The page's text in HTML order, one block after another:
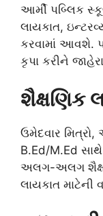
આર્મી પબ્લિક
લાયકાત,
કરવામાં આવશે.
કૃપા કરીને
શૈક્ષણિક
ઉમેદવાર
B.Ed/M.Ed
અલગ-અલગ
લાયકાત માટેની